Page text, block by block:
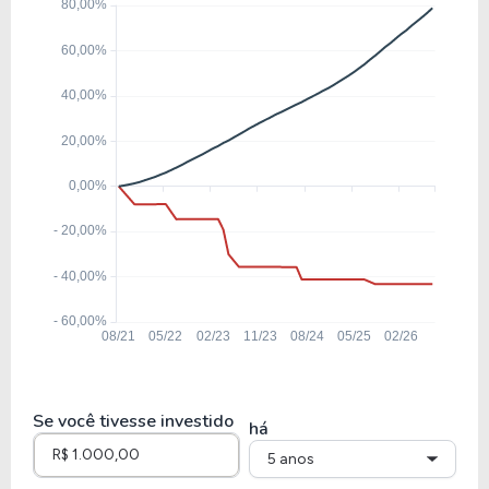
CPLE3
Se você tivesse investido há
5 anos